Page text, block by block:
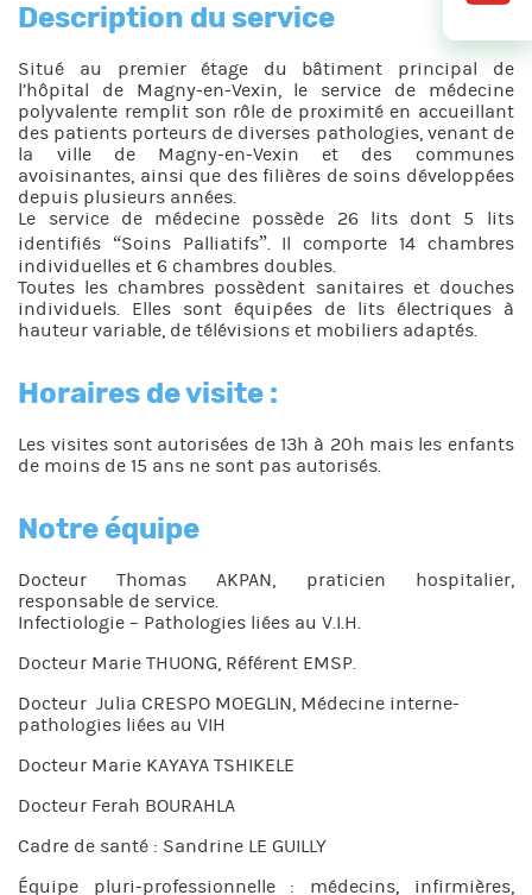
Description du service
Situé au premier étage du bâtiment principal de
l’hôpital de Magny-en-Vexin, le service de médecine
polyvalente remplit son rôle de proximité en accueillant
des patients porteurs de diverses pathologies, venant de
la ville de Magny-en-Vexin et des communes
avoisinantes, ainsi que des filières de soins développées
depuis plusieurs années.
Le service de médecine possède 26 lits dont 5 lits
identifiés “Soins Palliatifs”. Il comporte 14 chambres
individuelles et 6 chambres doubles.
Toutes les chambres possèdent sanitaires et douches
individuels. Elles sont équipées de lits électriques à
hauteur variable, de télévisions et mobiliers adaptés.
Horaires de visite :
Les visites sont autorisées de 13h à 20h mais les enfants
de moins de 15 ans ne sont pas autorisés.
Notre équipe
Docteur Thomas AKPAN, praticien hospitalier,
responsable de service.
Infectiologie – Pathologies liées au V.I.H.
Docteur Marie THUONG, Référent EMSP.
Docteur Julia CRESPO MOEGLIN, Médecine interne-
pathologies liées au VIH
Docteur Marie KAYAYA TSHIKELE
Docteur Ferah BOURAHLA
Cadre de santé : Sandrine LE GUILLY
Équipe pluri-professionnelle : médecins, infirmières,